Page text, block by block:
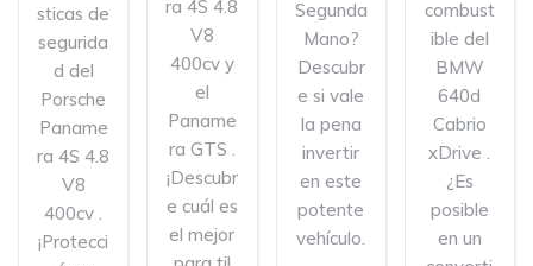
sticas de
segurida
d del
Porsche
Paname
ra 4S 4.8
V8
400cv .
¡Protecci
ra 4S 4.8
V8
400cv y
el
Paname
ra GTS .
¡Descubr
e cuál es
el mejor
Segunda
Mano?
Descubr
e si vale
la pena
invertir
en este
potente
vehículo.
combust
ible del
BMW
640d
Cabrio
xDrive .
¿Es
posible
en un